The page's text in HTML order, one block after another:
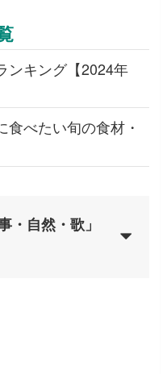
ンキング【2024年
べたい旬の食材・
・自然・歌」